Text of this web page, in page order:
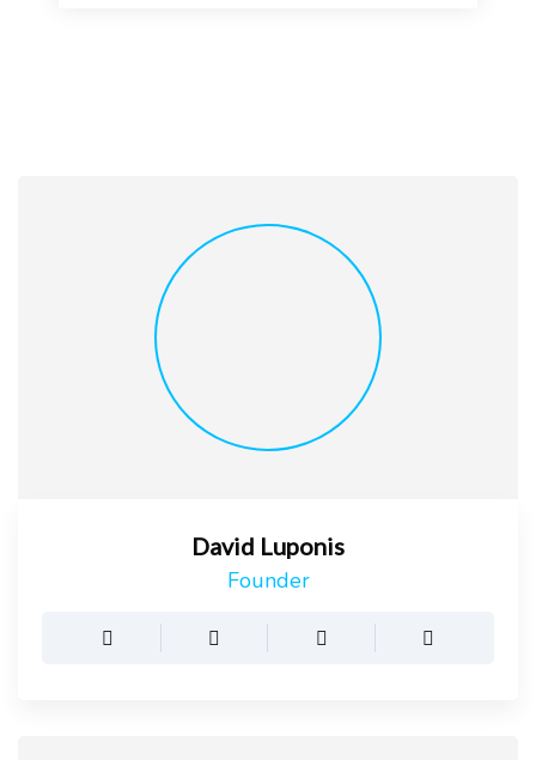
David Luponis
Founder